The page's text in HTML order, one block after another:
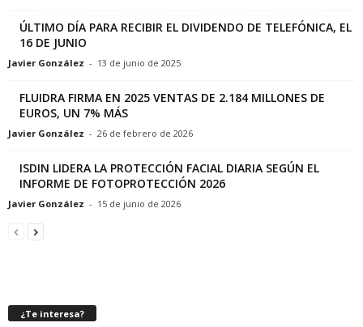
ÚLTIMO DÍA PARA RECIBIR EL DIVIDENDO DE TELEFÓNICA, EL
16 DE JUNIO
Javier González - 13 de junio de 2025
FLUIDRA FIRMA EN 2025 VENTAS DE 2.184 MILLONES DE
EUROS, UN 7% MÁS
Javier González - 26 de febrero de 2026
ISDIN LIDERA LA PROTECCIÓN FACIAL DIARIA SEGÚN EL
INFORME DE FOTOPROTECCIÓN 2026
Javier González - 15 de junio de 2026
¿Te interesa?